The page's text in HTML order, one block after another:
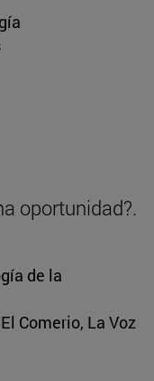
oportunidad?.
de la
Comerio, La Voz